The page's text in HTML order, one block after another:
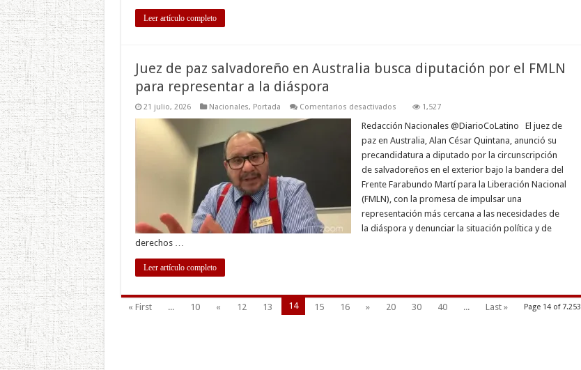
Leer artículo completo
Juez de paz salvadoreño en Australia busca diputación por el FMLN
para representar a la diáspora
21 julio, 2026 Nacionales, Portada Comentarios desactivadosen
de
salvadoreño
en
Australia
busca
por
el
para
representar
a
1,527
Redacción Nacionales @DiarioCoLatino El juez de
paz en Australia, Alan César Quintana, anunció su
precandidatura a diputado por la circunscripción
de salvadoreños en el exterior bajo la bandera del
Frente Farabundo Martí para la Liberación Nacional
(FMLN), con la promesa de impulsar una
representación más cercana a las necesidades de
la diáspora y denunciar la situación política y de
derechos …
Leer artículo completo
Page 14 of 7.253
« First ... 10 « 12 13 14 15 16 » 20 30 40 ... Last »